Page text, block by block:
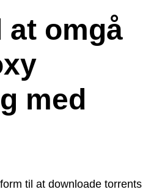
at omgå
med
til at downloade torrents